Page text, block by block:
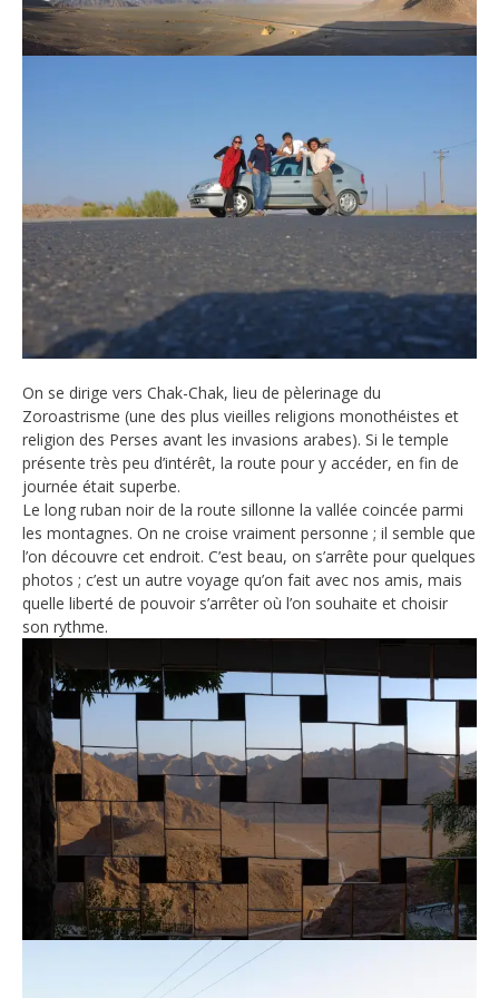
On se dirige vers Chak-Chak, lieu de pèlerinage du
Zoroastrisme (une des plus vieilles religions monothéistes et
religion des Perses avant les invasions arabes). Si le temple
présente très peu d’intérêt, la route pour y accéder, en fin de
journée était superbe.
Le long ruban noir de la route sillonne la vallée coincée parmi
les montagnes. On ne croise vraiment personne ; il semble que
l’on découvre cet endroit. C’est beau, on s’arrête pour quelques
photos ; c’est un autre voyage qu’on fait avec nos amis, mais
quelle liberté de pouvoir s’arrêter où l’on souhaite et choisir
son rythme.